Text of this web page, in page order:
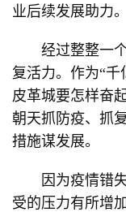
业后续发展助力。
经过整整一个
复活力。作为“
皮革城要怎样奋
朝天抓防疫、抓
措施谋发展。
因为疫情错失
受的压力有所增